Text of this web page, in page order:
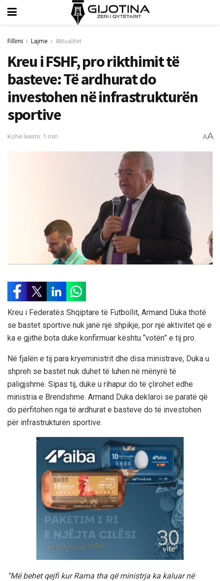
Fillimi Lajme Aktualitet
Kreu i FSHF, pro rikthimit të
basteve: Të ardhurat do
investohen në infrastrukturën
sportive
Kohë leximi: 1 min AA
Kreu i Federatës Shqiptare të Futbollit, Armand Duka thotë
se bastet sportive nuk janë një shpikje, por një aktivitet që e
ka e gjithë bota duke konfirmuar kështu “votën” e tij pro.
Në fjalën e tij para kryeministrit dhe disa ministrave, Duka u
shpreh se bastet nuk duhet të luhen në mënyrë të
paligjshme. Sipas tij, duke u rihapur do të çlirohet edhe
ministria e Brendshme. Armand Duka deklaroi se paratë që
do përfitohen nga të ardhurat e basteve do të investohen
për infrastrukturën sportive.
“Më behet qejfi kur Rama tha që ministrja ka kaluar në